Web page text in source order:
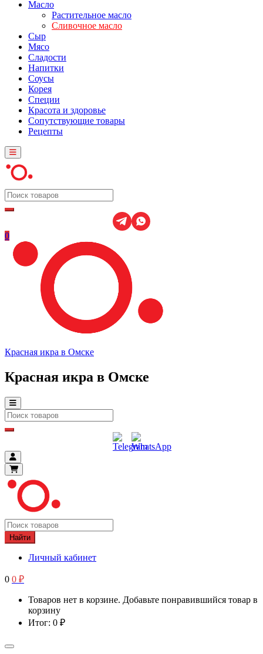
Масло
Растительное масло
Сливочное масло
Сыр
Мясо
Сладости
Напитки
Соусы
Корея
Специи
Красота и здоровье
Сопутствующие товары
Рецепты
0
Красная икра в Омске
Красная икра в Омске
Найти
Личный кабинет
0 0 ₽
Товаров нет в корзине. Добавьте понравившийся товар в
корзину
Итог: 0 ₽